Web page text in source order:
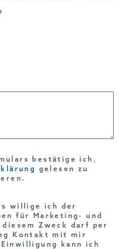
bestätige ich,
gelesen zu
willige ich der
für Marketing- und
Zweck darf per
Kontakt mit mir
kann ich